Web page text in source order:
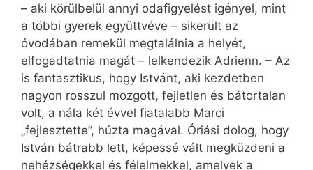
– aki körülbelül annyi odafigyelést igényel, mint
a többi gyerek együttvéve – sikerült az
óvodában remekül megtalálnia a helyét,
elfogadtatnia magát – lelkendezik Adrienn. – Az
is fantasztikus, hogy Istvánt, aki kezdetben
nagyon rosszul mozgott, fejletlen és bátortalan
volt, a nála két évvel fiatalabb Marci
„fejlesztette”, húzta magával. Óriási dolog, hogy
István bátrabb lett, képessé vált megküzdeni a
nehézségekkel és félelmekkel, amelyek a